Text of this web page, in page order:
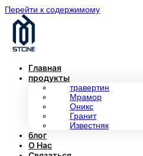
Перейти к содержимому
Главная
продукты
травертин
Мрамор
Оникс
Гранит
Известняк
блог
О Нас